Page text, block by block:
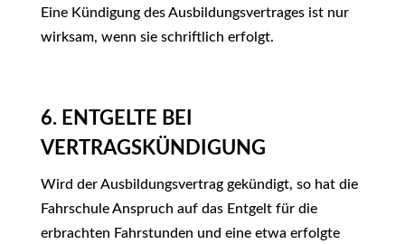
Eine Kündigung des Ausbildungsvertrages ist nur
wirksam, wenn sie schriftlich erfolgt.
6. ENTGELTE BEI
VERTRAGSKÜNDIGUNG
Wird der Ausbildungsvertrag gekündigt, so hat die
Fahrschule Anspruch auf das Entgelt für die
erbrachten Fahrstunden und eine etwa erfolgte